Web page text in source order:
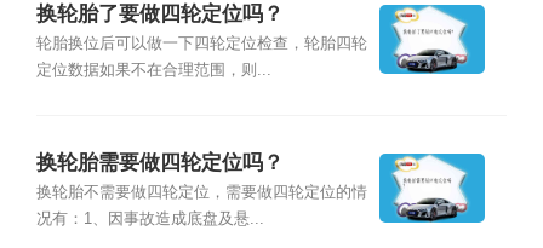
换轮胎了要做四轮定位吗？
轮胎换位后可以做一下四轮定位检查，轮胎四轮
定位数据如果不在合理范围，则...
换轮胎需要做四轮定位吗？
换轮胎不需要做四轮定位，需要做四轮定位的情
况有：1、因事故造成底盘及悬...